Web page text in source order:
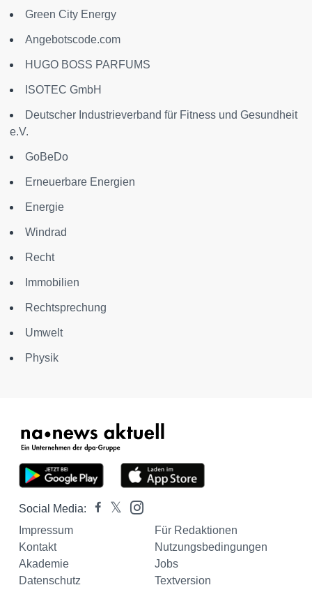
Green City Energy
Angebotscode.com
HUGO BOSS PARFUMS
ISOTEC GmbH
Deutscher Industrieverband für Fitness und Gesundheit
e.V.
GoBeDo
Erneuerbare Energien
Energie
Windrad
Recht
Immobilien
Rechtsprechung
Umwelt
Physik
Social Media:
Impressum
Für Redaktionen
Kontakt
Nutzungsbedingungen
Akademie
Jobs
Datenschutz
Textversion